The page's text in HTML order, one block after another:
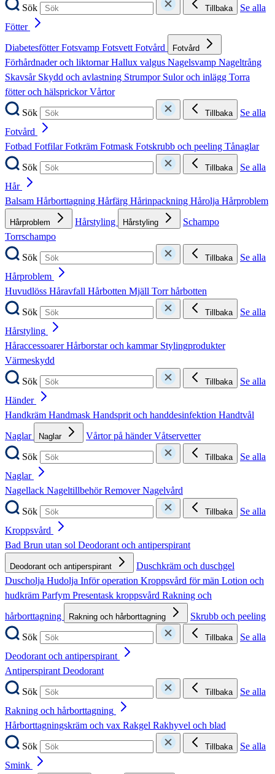
Sök
Tillbaka
Se alla
Fötter
DiabetesfötterFotsvamp FotsvettFotvård Fotvård
Förhårdnader och liktornarHallux valgus Nagelsvamp Nageltrång
Skavsår Skydd och avlastning Strumpor Sulor och inlägg Torra
fötter och hälsprickorVårtor
Sök
Tillbaka
Se alla
Fotvård
Fotbad FotfilarFotkräm Fotmask Fotskrubb och peeling Tånaglar
Sök
Tillbaka
Se alla
Hår
Balsam Hårborttagning Hårfärg Hårinpackning Hårolja Hårproblem
Hårproblem Hårstyling Hårstyling
Schampo
Torrschampo
Sök
Tillbaka
Se alla
Hårproblem
Huvudlöss Håravfall Hårbotten Mjäll Torr hårbotten
Sök
Tillbaka
Se alla
Hårstyling
HåraccessoarerHårborstar och kammar Stylingprodukter
Värmeskydd
Sök
Tillbaka
Se alla
Händer
Handkräm Handmask Handsprit och handdesinfektion Handtvål
Naglar
Naglar Vårtor på händerVåtservetter
Sök
Tillbaka
Se alla
Naglar
Nagellack NageltillbehörRemoverNagelvård
Sök
Tillbaka
Se alla
Kroppsvård
Bad Brun utan sol Deodorant och antiperspirant
Deodorant och antiperspirant
Duschkräm och duschgel
Duscholja Hudolja Inför operation Kroppsvård för män Lotion och
hudkräm Parfym Presentask kroppsvård Rakning och
hårborttagning
Rakning och hårborttagning
Skrubb och peeling
Sök
Tillbaka
Se alla
Deodorant och antiperspirant
AntiperspirantDeodorant
Sök
Tillbaka
Se alla
Rakning och hårborttagning
Hårborttagningskräm och vax Rakgel Rakhyvel och blad
Sök
Tillbaka
Se alla
Smink